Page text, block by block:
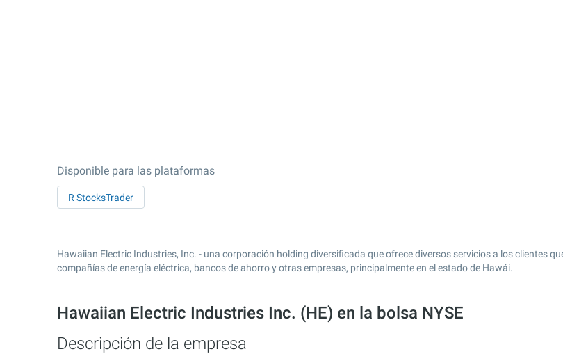
Disponible para las plataformas
R StocksTrader
Hawaiian Electric Industries, Inc. - una corporación holding diversificada que ofrece diversos servicios a los clientes
compañías de energía eléctrica, bancos de ahorro y otras empresas, principalmente en el estado de Hawái.
Hawaiian Electric Industries Inc. (HE) en la bolsa NYSE
Descripción de la empresa